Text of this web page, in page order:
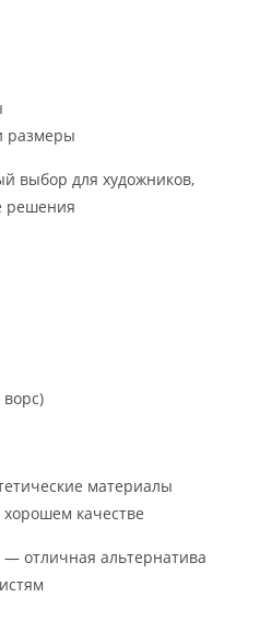
размеры
выбор для художников,
решения
материалы
качестве
отличная альтернатива